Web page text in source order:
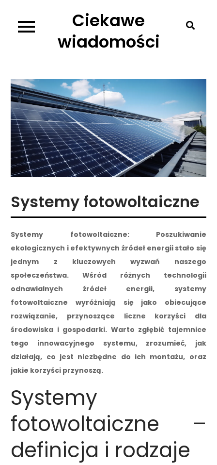
content
Ciekawe
wiadomości
Systemy fotowoltaiczne
Systemy fotowoltaiczne: Poszukiwanie
ekologicznych i efektywnych źródeł energii stało się
jednym z kluczowych wyzwań naszego
społeczeństwa. Wśród różnych technologii
odnawialnych źródeł energii, systemy
fotowoltaiczne wyróżniają się jako obiecujące
rozwiązanie, przynoszące liczne korzyści dla
środowiska i gospodarki. Warto zgłębić tajemnice
tego innowacyjnego systemu, zrozumieć, jak
działają, co jest niezbędne do ich montażu, oraz
jakie korzyści przynoszą.
Systemy
fotowoltaiczne –
definicja i rodzaje